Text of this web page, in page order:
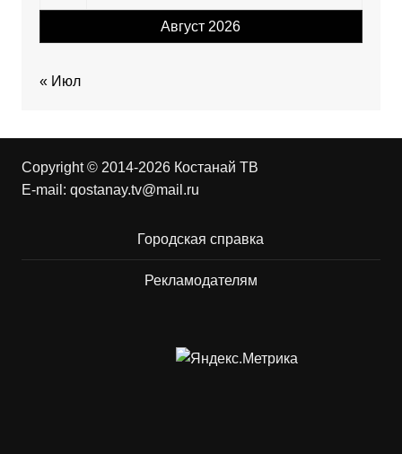
Август 2026
« Июл
Copyright © 2014-2026 Костанай ТВ
E-mail: qostanay.tv@mail.ru
Городская справка
Рекламодателям